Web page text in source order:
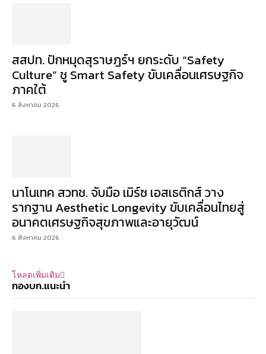
สสปท. ปักหมุดสุราษฎร์ฯ ยกระดับ “Safety
Culture” ชู Smart Safety ขับเคลื่อนเศรษฐกิจ
ภาคใต้
6 สิงหาคม 2026
นาโนเทค สวทช. จับมือ เมิร์ซ เอสเธติกส์ วาง
รากฐาน Aesthetic Longevity ขับเคลื่อนไทยสู่
อนาคตเศรษฐกิจสุขภาพและอายุวัฒน์
6 สิงหาคม 2026
โหลดเพิ่มเติม
กองบก.แนะนำ